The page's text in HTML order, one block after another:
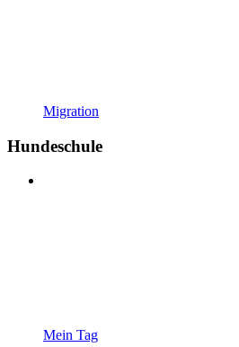
Migration
Hundeschule
Mein Tag